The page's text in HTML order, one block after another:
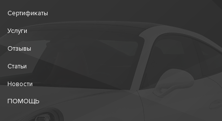
Сертификаты
Услуги
Отзывы
Статьи
Новости
ПОМОЩЬ